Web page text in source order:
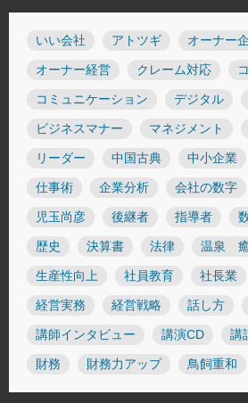
いい会社 アトツギ オーナー
オーナー経営 クレーム対応
コミュニケーション デジタル
ビジネスマナー マネジメント
リーダー 中国古典 中小企業
仕事術 企業分析 会社の数字
児玉尚彦 後継者 指導者
歴史 決算書 法律 温泉
生産性向上 社員教育 社長業
経営実務 経営戦略 話し方
講師インタビュー 講演CD 講
財務 財務力アップ 鳥飼重和